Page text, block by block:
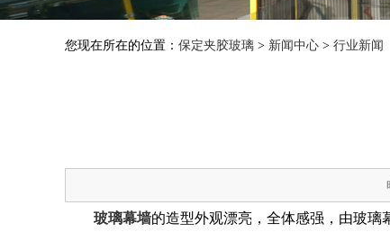
您现在所在的位置： 保定夹胶玻璃 > 新闻中心 > 行业新闻
玻璃幕墙的造型外观漂亮，全体感强，由玻璃